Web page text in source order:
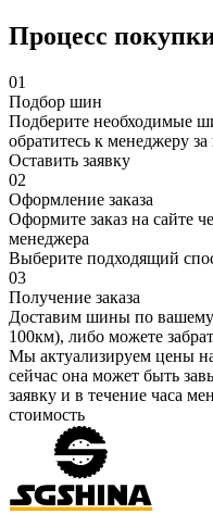
Процесс
01
Подбор шин
Подберите необходимые
обратитесь к менеджеру
Оставить заявку
02
Оформление заказа
Оформите заказ на сайте
менеджера
Выберите подходящий
03
Получение заказа
Доставим шины по
100км), либо можете
Мы актуализируем цены
сейчас она может быть
заявку и в течение часа
стоимость